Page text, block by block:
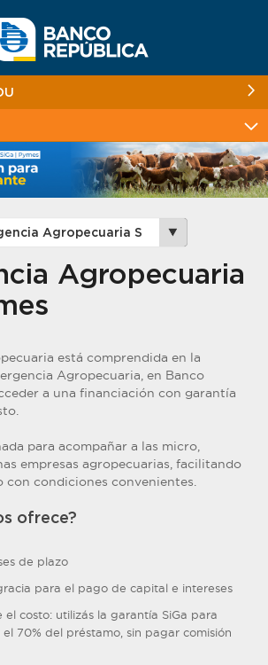
Agropecuaria
está comprendida en la
Agropecuaria, en Banco
a una financiación con garantía
para acompañar a las micro,
empresas agropecuarias, facilitando
con condiciones convenientes.
ofrece?
de plazo
para el pago de capital e intereses
el costo: utilizás la garantía SiGa para
70% del préstamo, sin pagar comisión